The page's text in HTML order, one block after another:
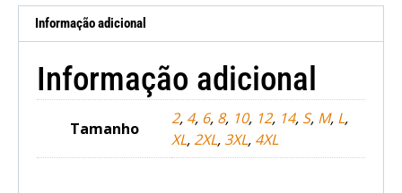
Informação adicional
Informação adicional
Tamanho
2, 4, 6, 8, 10, 12, 14, S, M, L,
XL, 2XL, 3XL, 4XL